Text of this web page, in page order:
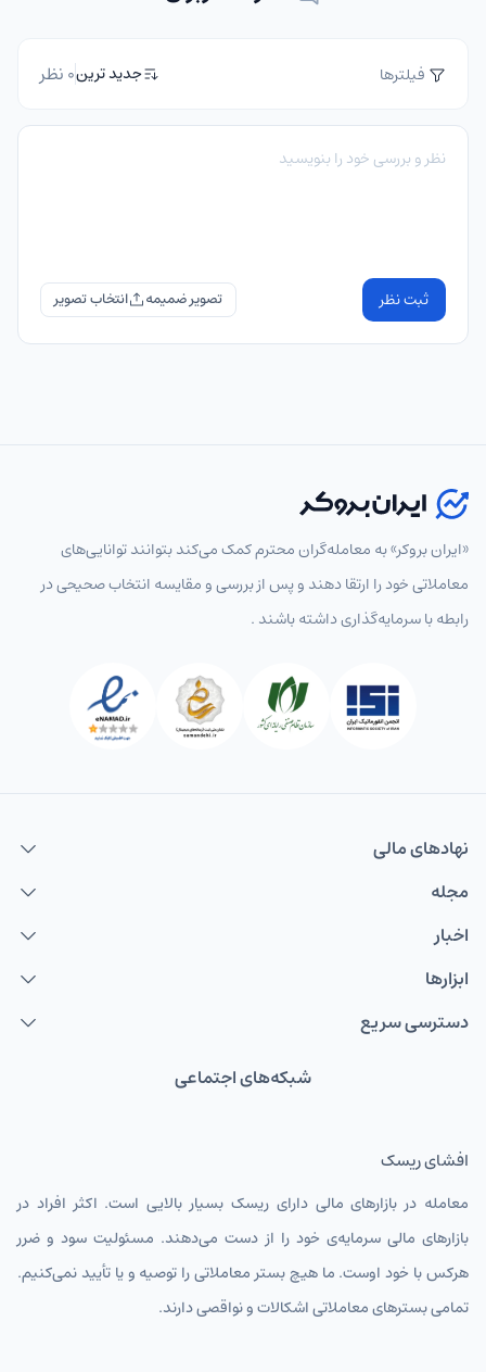
فیلترها جدید ترین0 نظر
ثبت نظر تصویر ضمیمه
«ایران بروکر» به معامله‌گران محترم کمک می‌کند بتوانند توانایی‌های
معاملاتی خود را ارتقا دهند و پس از بررسی و مقایسه انتخاب‌ صحیحی در
رابطه با سرمایه‌گذاری داشته باشند .
نهاد‌های مالی
مجله
اخبار
ابزارها
دسترسی سریع
شبکه‌های اجتماعی
افشای ریسک
معامله در بازارهای مالی دارای ریسک بسیار بالایی است. اکثر افراد در
بازارهای مالی سرمایه‌ی خود را از دست می‌دهند. مسئولیت سود و ضرر
هرکس با خود اوست. ما هیچ بستر معاملاتی را توصیه و یا تأیید نمی‌کنیم.
تمامی بسترهای معاملاتی اشکالات و نواقصی دارند.